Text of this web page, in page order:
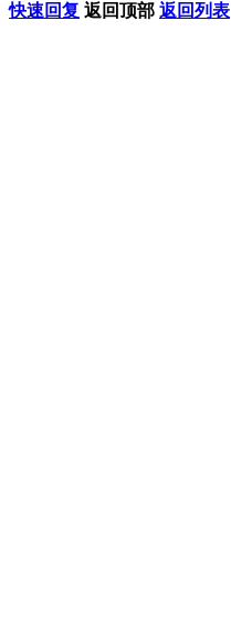
快速回复 返回顶部 返回列表